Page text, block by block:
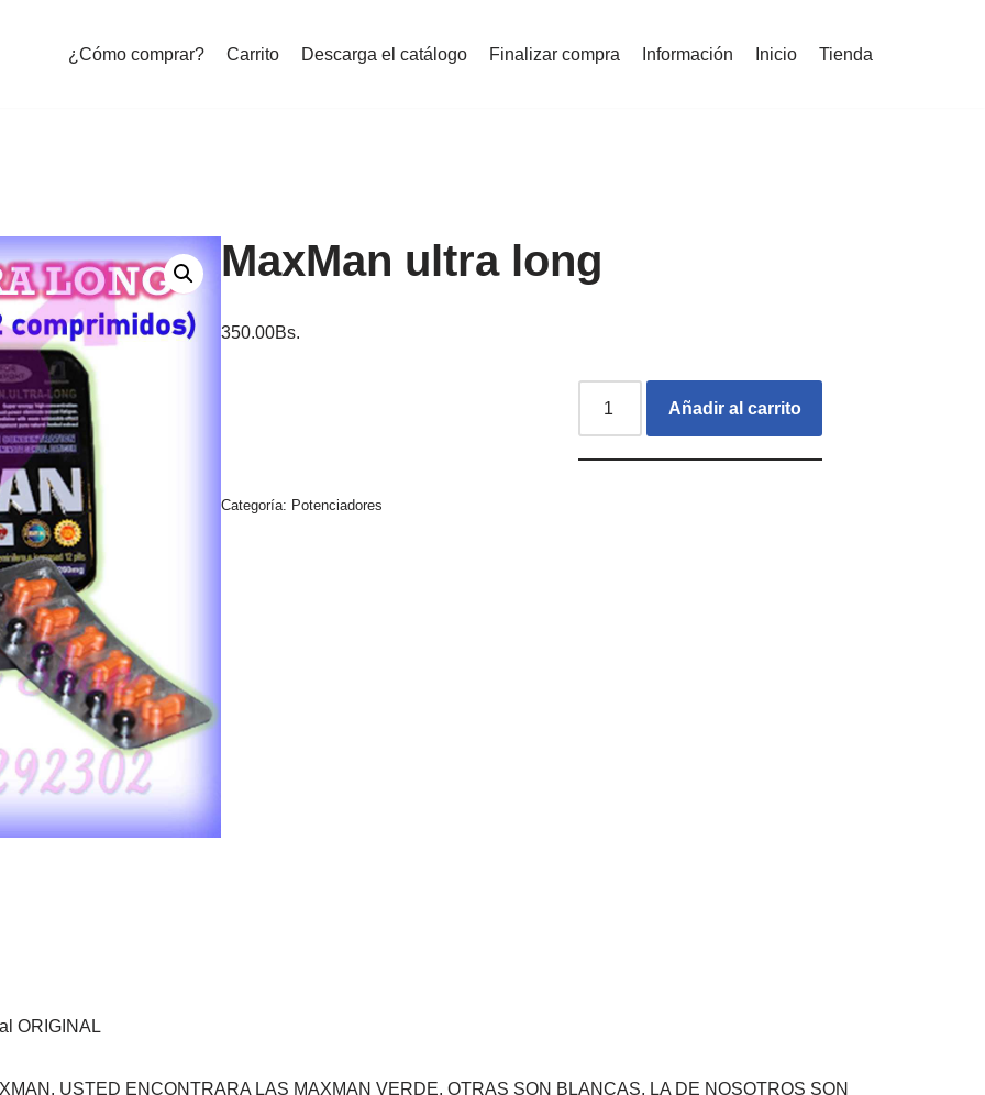
¿Cómo comprar? Carrito Descarga el catálogo Finalizar compra Información Inicio Tienda
MaxMan ultra long
350.00Bs.
Añadir al carrito
Categoría: Potenciadores
ORIGINAL
USTED ENCONTRARA LAS MAXMAN VERDE, OTRAS SON BLANCAS, LA DE NOSOTROS SON